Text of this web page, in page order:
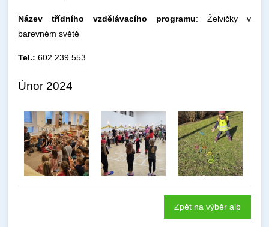
Název třídního vzdělávacího programu: Želvičky v
barevném světě
Tel.: 602 239 553
Únor 2024
Zpět na výběr alb